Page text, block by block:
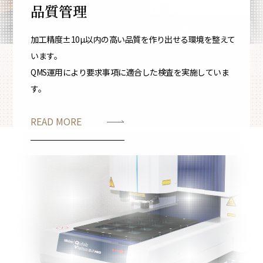
品質管理
加工精度±10µ以内の高い品質を作り出せる環境を整えて
います。
QMS運用により要求事項に適合した検査を実施していま
す。
READ MORE